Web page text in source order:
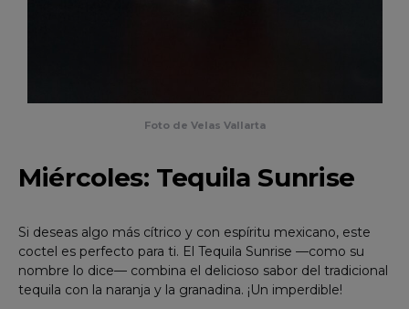
Foto de Velas Vallarta
Miércoles: Tequila Sunrise
Si deseas algo más cítrico y con espíritu mexicano, este
coctel es perfecto para ti. El Tequila Sunrise —como su
nombre lo dice— combina el delicioso sabor del tradicional
tequila con la naranja y la granadina. ¡Un imperdible!